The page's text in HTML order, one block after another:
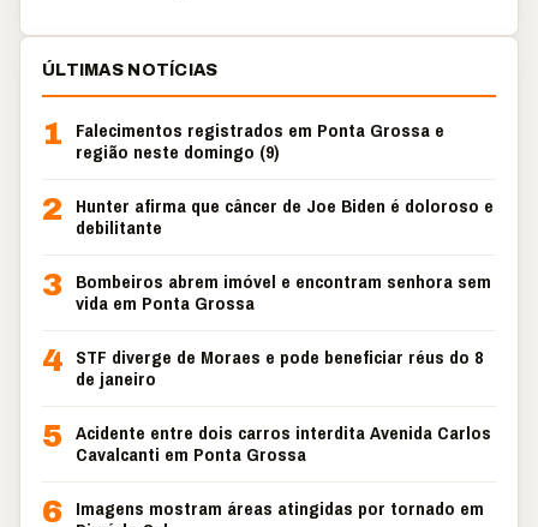
ÚLTIMAS NOTÍCIAS
1
Falecimentos registrados em Ponta Grossa e
região neste domingo (9)
2
Hunter afirma que câncer de Joe Biden é doloroso e
debilitante
3 Bombeiros abrem imóvel e encontram senhora sem
vida em Ponta Grossa
4 STF diverge de Moraes e pode beneficiar réus do 8
de janeiro
5 Acidente entre dois carros interdita Avenida Carlos
Cavalcanti em Ponta Grossa
6 Imagens mostram áreas atingidas por tornado em